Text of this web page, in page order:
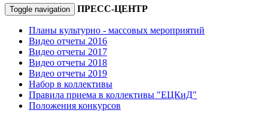
Toggle navigation ПРЕСС-ЦЕНТР
Планы культурно - массовых мероприятий
Видео отчеты 2016
Видео отчеты 2017
Видео отчеты 2018
Видео отчеты 2019
Набор в коллективы
Правила приема в коллективы "ЕЦКиД"
Положения конкурсов